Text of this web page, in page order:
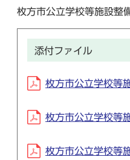
枚方市公立学校等施設整
添付ファイル
枚方市公立学校等
枚方市公立学校等
枚方市公立学校等